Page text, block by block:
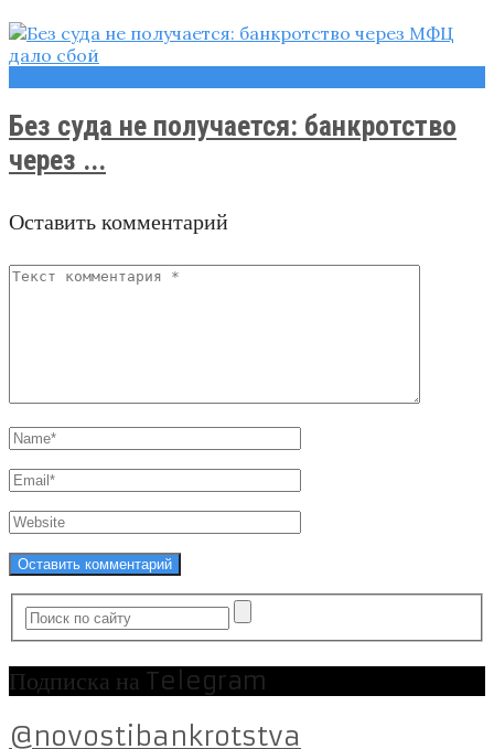
Без суда не получается: банкротство
через ...
Оставить комментарий
Подписка на Telegram
@novostibankrotstva